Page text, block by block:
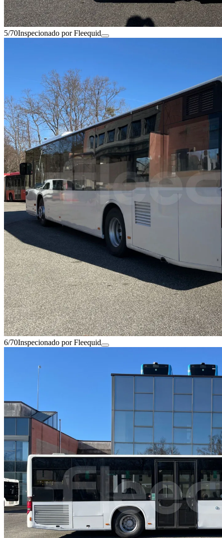
5/70Inspecionado por Fleequid
6/70Inspecionado por Fleequid